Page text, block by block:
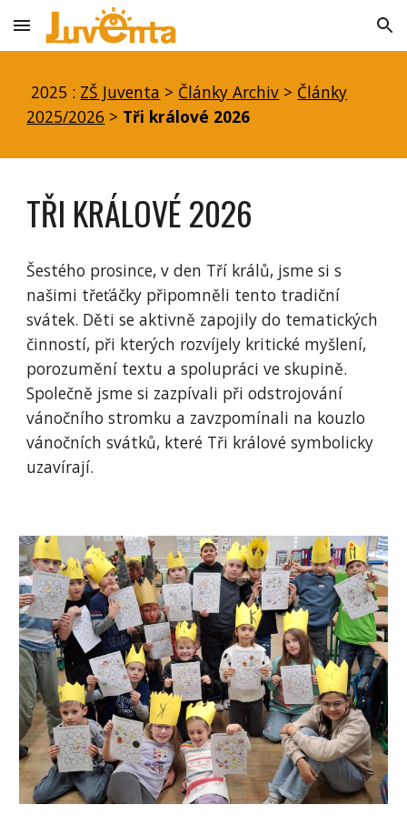
Skip to main content Skip to navigation
2025 : ZŠ Juventa > Články Archiv > Články
2025/2026 > Tři králové 2026
TŘI KRÁLOVÉ 2026
Šestého prosince, v den Tří králů, jsme si s
našimi třeťáčky připomněli tento tradiční
svátek. Děti se aktivně zapojily do tematických
činností, při kterých rozvíjely kritické myšlení,
porozumění textu a spolupráci ve skupině.
Společně jsme si zazpívali při odstrojování
vánočního stromku a zavzpomínali na kouzlo
vánočních svátků, které Tři králové symbolicky
uzavírají.